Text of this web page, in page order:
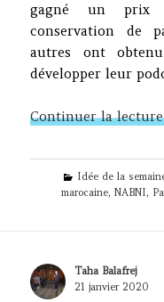
gagné un prix
conservation de
autres ont
développer leur
Continuer la
Categories
Idée de la
marocaine, NABNI,
Author
Taha Balafrej
Posted
21 janvier 2020